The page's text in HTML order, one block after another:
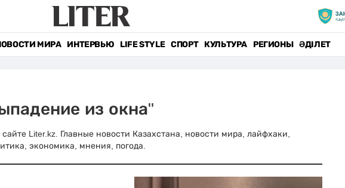
МИРА ИНТЕРВЬЮ LIFE STYLE СПОРТ КУЛЬТУРА РЕГИОНЫ ӘДІЛЕТ
из окна"
Liter.kz. Главные новости Казахстана, новости мира, лайфхаки,
экономика, мнения, погода.